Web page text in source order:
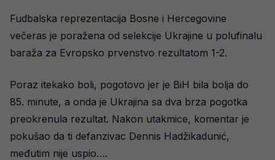
Fudbalska reprezentacija Bosne i Hercegovine
večeras je poražena od selekcije Ukrajine u polufinalu
baraža za Evropsko prvenstvo rezultatom 1-2.
Poraz itekako boli, pogotovo jer je BiH bila bolja do
85. minute, a onda je Ukrajina sa dva brza pogotka
preokrenula rezultat. Nakon utakmice, komentar je
pokušao da ti defanzivac Dennis Hadžikadunić,
međutim nije uspio….